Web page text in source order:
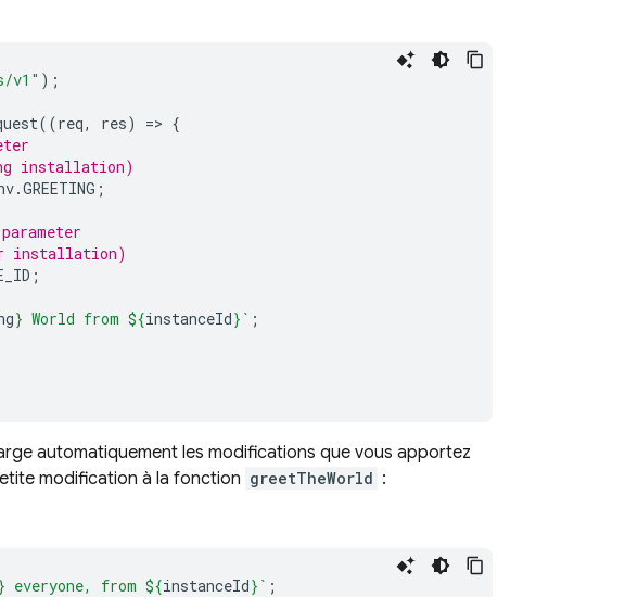
v1" );
((req, res) => {
installation)
.GREETING ;
installation)
;
} World from ${instanceId} ` ;
automatiquement les modifications que vous apportez
modification à la fonction greetTheWorld :
} everyone, from ${instanceId} ` ;